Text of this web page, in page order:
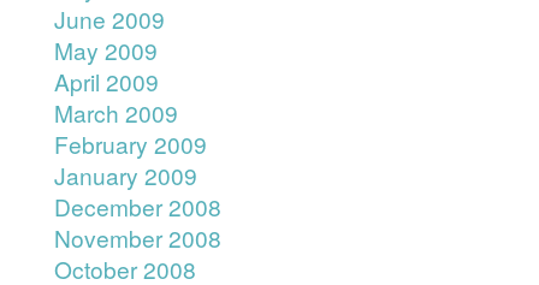
June 2009
May 2009
April 2009
March 2009
February 2009
January 2009
December 2008
November 2008
October 2008